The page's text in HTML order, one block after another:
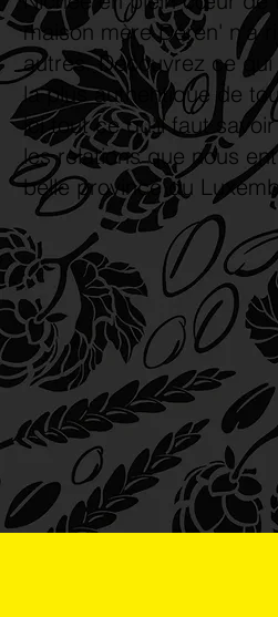
maison mère Déren' n'a
autres. Découvrez ce
la plus authentique de
ici tout ce qu'il faut
les relations que nous
belle province du